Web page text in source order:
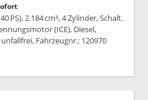
PS), 2.184 cm³, 4 Zylinder, Schalt.
(ICE), Diesel,
Fahrzeugnr.: 120970
drucken